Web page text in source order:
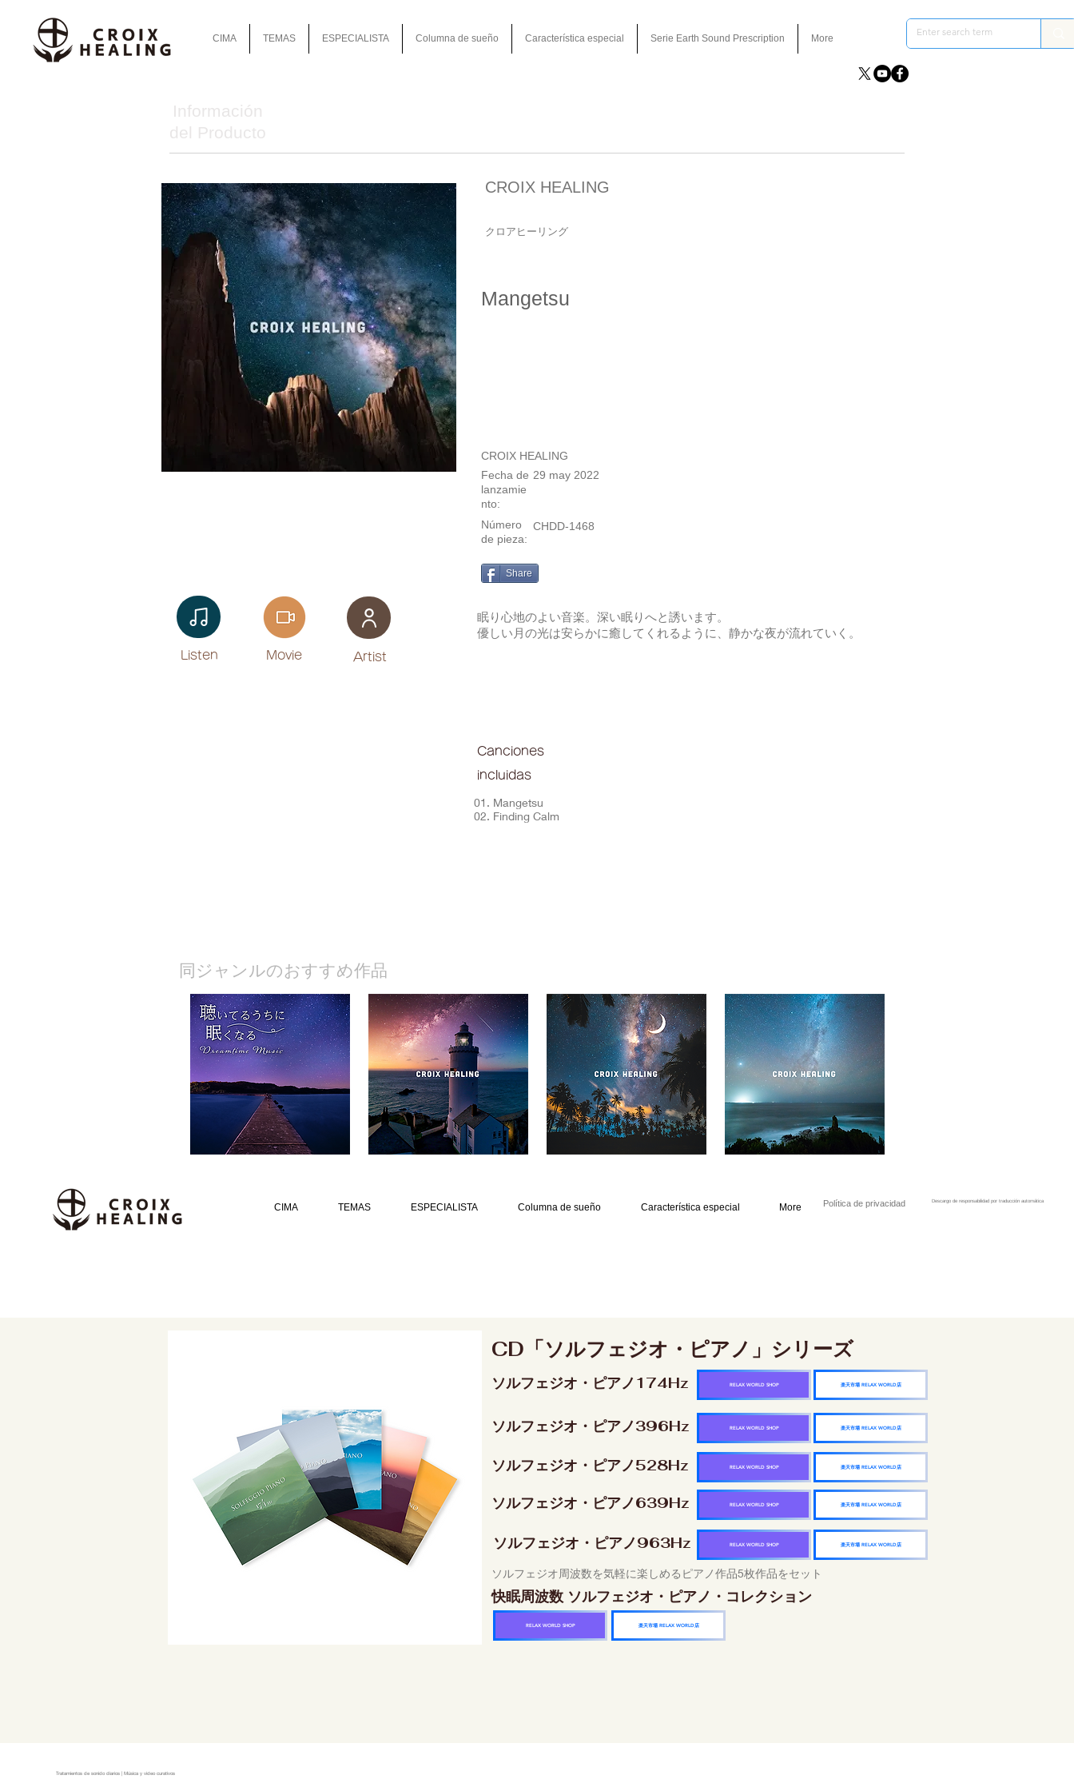
CIMA TEMAS ESPECIALISTA Columna de sueño Característica especial Serie Earth Sound Prescription More
Información
del Producto
Listen​ Movie ​Artist
CROIX HEALING
クロアヒーリング
Mangetsu
CROIX HEALING
29 may 2022
Fecha de
lanzamie
nto:
Número
de pieza:
CHDD-1468
Share
眠り心地のよい音楽。深い眠りへと誘います。
優しい月の光は安らかに癒してくれるように、静かな夜が流れていく。
Canciones
incluidas
01. Mangetsu
02. Finding Calm
​同ジャンルのおすすめ作品
CIMA TEMAS ESPECIALISTA Columna de sueño Característica especial More Política de privacidad Descargo de responsabilidad por traducción automática
CD「ソルフェジオ・ピアノ」シリーズ
ソルフェジオ・ピアノ174Hz 楽天市場 RELAX WORLD店
RELAX WORLD SHOP
ソルフェジオ・ピアノ396Hz 楽天市場 RELAX WORLD店
RELAX WORLD SHOP
ソルフェジオ・ピアノ528Hz 楽天市場 RELAX WORLD店
RELAX WORLD SHOP
ソルフェジオ・ピアノ639Hz 楽天市場 RELAX WORLD店
RELAX WORLD SHOP
ソルフェジオ・ピアノ963Hz 楽天市場 RELAX WORLD店
RELAX WORLD SHOP
ソルフェジオ周波数を気軽に楽しめるピアノ作品5枚作品をセット
快眠周波数 ソルフェジオ・ピアノ・コレクション
RELAX WORLD SHOP 楽天市場 RELAX WORLD店
Tratamientos de sonido diarios | Música y video curativos